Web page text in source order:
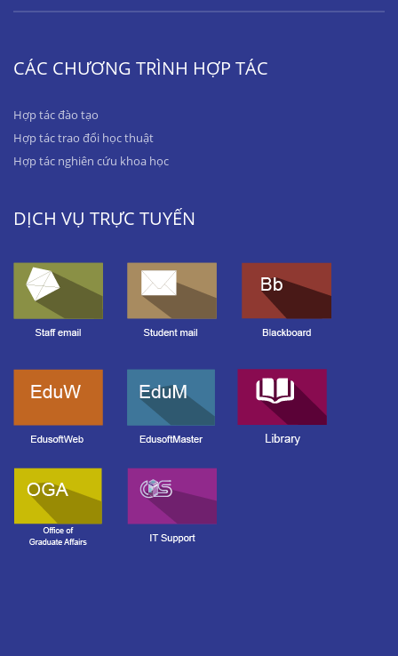
CÁC CHƯƠNG TRÌNH HỢP TÁC
Hợp tác đào tạo
Hợp tác trao đổi học thuật
Hợp tác nghiên cứu khoa học
DỊCH VỤ TRỰC TUYẾN